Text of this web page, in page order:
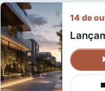
14 de
■